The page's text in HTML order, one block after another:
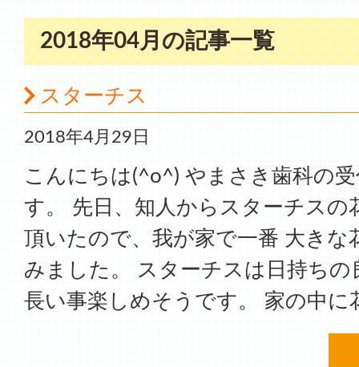
2018年04月の記事一覧
スターチス
2018年4月29日
こんにちは(^o^) やまさき歯科の
す。 先日、知人からスターチスの
頂いたので、我が家で一番 大きな
みました。 スターチスは日持ちの
長い事楽しめそうです。 家の中に